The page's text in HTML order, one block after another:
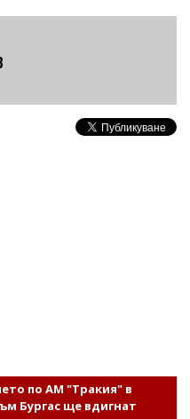
по АМ "Тракия" в
Бургас ще вдигнат